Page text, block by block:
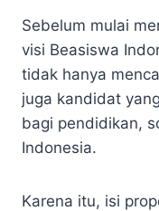
Sebelum mulai
visi Beasiswa
tidak hanya
juga kandidat
bagi pendidikan,
Indonesia.
Karena itu, isi